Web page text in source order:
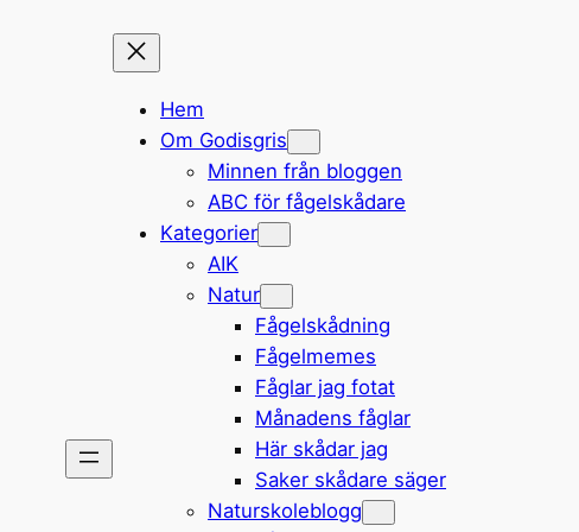
Hem
Om Godisgris
Minnen från bloggen
ABC för fågelskådare
Kategorier
AIK
Natur
Fågelskådning
Fågelmemes
Fåglar jag fotat
Månadens fåglar
Här skådar jag
Saker skådare säger
Naturskoleblogg